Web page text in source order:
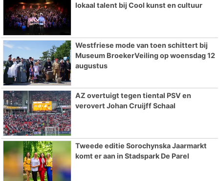
lokaal talent bij Cool kunst en cultuur
Westfriese mode van toen schittert bij
Museum BroekerVeiling op woensdag 12
augustus
AZ overtuigt tegen tiental PSV en
verovert Johan Cruijff Schaal
Tweede editie Sorochynska Jaarmarkt
komt er aan in Stadspark De Parel